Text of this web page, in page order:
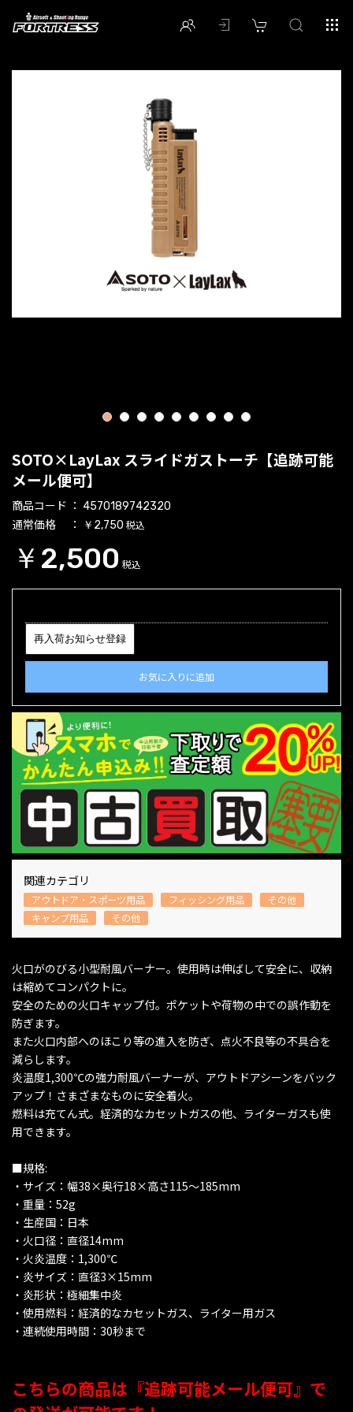
1 2 3 4 5 6 7 8 9
SOTO×LayLax スライドガストーチ【追跡可能
メール便可】
商品コード 4570189742320
通常価格 ￥2,750 税込
￥2,500 税込
再入荷お知らせ登録
お気に入りに追加
関連カテゴリ
アウトドア・スポーツ用品 フィッシング用品
その他
キャンプ用品
その他
火口がのびる小型耐風バーナー。使用時は伸ばして安全に、収納
は縮めてコンパクトに。
安全のための火口キャップ付。ポケットや荷物の中での誤作動を
防ぎます。
また火口内部へのほこり等の進入を防ぎ、点火不良等の不具合を
減らします。
炎温度1,300℃の強力耐風バーナーが、アウトドアシーンをバック
アップ！さまざまなものに安全着火。
燃料は充てん式。経済的なカセットガスの他、ライターガスも使
用できます。
■規格:
・サイズ：幅38×奥行18×高さ115〜185mm
・重量：52g
・生産国：日本
・火口径：直径14mm
・火炎温度：1,300℃
・炎サイズ：直径3×15mm
・炎形状：極細集中炎
・使用燃料：経済的なカセットガス、ライター用ガス
・連続使用時間：30秒まで
こちらの商品は『追跡可能メール便可』で